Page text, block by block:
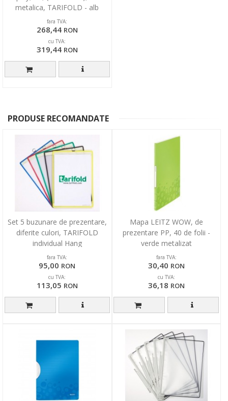
metalica, TARIFOLD - alb
fara TVA:
268,44 RON
cu TVA:
319,44 RON
PRODUSE RECOMANDATE
Set 5 buzunare de prezentare,
diferite culori, TARIFOLD
individual Hang
fara TVA:
95,00 RON
cu TVA:
113,05 RON
Mapa LEITZ WOW, de
prezentare PP, 40 de folii -
verde metalizat
fara TVA:
30,40 RON
cu TVA:
36,18 RON